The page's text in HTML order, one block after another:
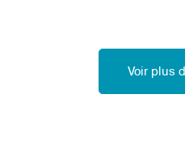
Voir plus